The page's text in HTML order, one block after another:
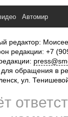
Автомир
редактор:
редакции: +7
обращения в
ул.